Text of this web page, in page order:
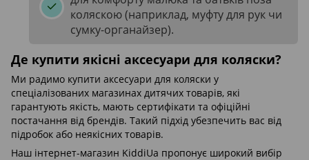
коляскою (наприклад, муфту для рук чи
сумку-органайзер).
Де купити якісні аксесуари для коляски?
Ми радимо купити аксесуари для коляски у
спеціалізованих магазинах дитячих товарів, які
гарантують якість, мають сертифікати та офіційні
постачання від брендів. Такий підхід убезпечить вас від
підробок або неякісних товарів.
Наш інтернет-магазин KiddiUa пропонує широкий вибір